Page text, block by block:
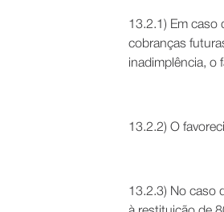
13.2.1) Em caso
cobranças
inadimplência, o
13.2.2) O
13.2.3) No caso